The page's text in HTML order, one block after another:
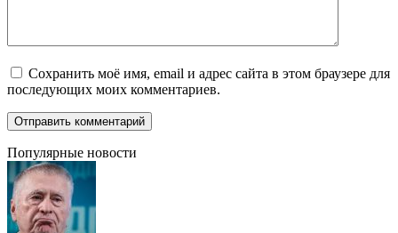
Сохранить моё имя, email и адрес сайта в этом браузере для
последующих моих комментариев.
Популярные новости